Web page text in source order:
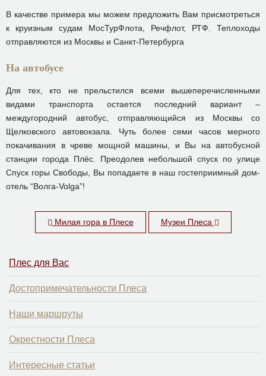
В качестве примера мы можем предложить Вам присмотреться
к круизным судам МосТурФлота, Речфлот, РТФ. Теплоходы
отправляются из Москвы и Санкт-Петербурга
На автобусе
Для тех, кто не прельстился всеми вышеперечисленными
видами транспорта остается последний вариант –
междугородний автобус, отправляющийся из Москвы со
Щелковского автовокзала. Чуть более семи часов мерного
покачивания в чреве мощной машины, и Вы на автобусной
станции города Плёс. Преодолев небольшой спуск по улице
Спуск горы Свободы, Вы попадаете в наш гостеприимный дом-
отель “Волга-Volga”!
Милая гора в Плесе Музеи Плеса
Плес для Вас
Достопримечательности Плеса
Наши маршруты
Окрестности Плеса
Интересные статьи